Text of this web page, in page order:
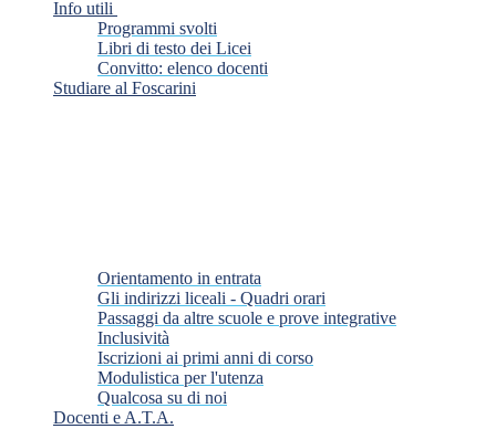
Info utili
Programmi svolti
Libri di testo dei Licei
Convitto: elenco docenti
Studiare al Foscarini
Orientamento in entrata
Gli indirizzi liceali - Quadri orari
Passaggi da altre scuole e prove integrative
Inclusività
Iscrizioni ai primi anni di corso
Modulistica per l'utenza
Qualcosa su di noi
Docenti e A.T.A.